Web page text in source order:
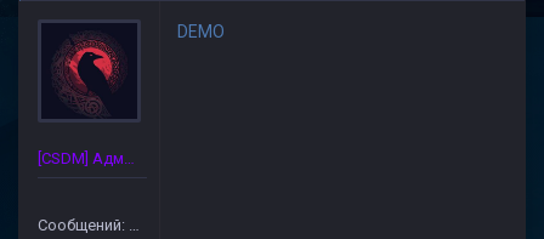
[CSDM] Администратор
Сообщений: 175
DEMO